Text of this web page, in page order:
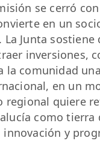
se cerró
en un
La Junta sostiene
inversiones,
la comunidad
en un
regional quiere
como tierra
y